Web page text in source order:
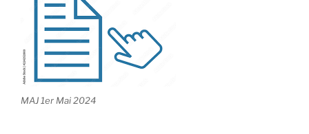
MAJ 1er Mai 2024